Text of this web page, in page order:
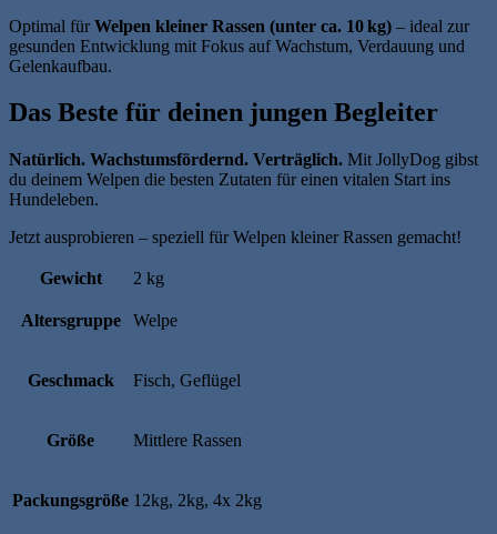
Optimal fürWelpen kleiner Rassen (unter ca. 10 kg) – ideal zur
gesunden Entwicklung mit Fokus auf Wachstum, Verdauung und
Gelenkaufbau.
Das Beste für deinen jungen Begleiter
Natürlich. Wachstumsfördernd. Verträglich. Mit JollyDog gibst
du deinem Welpen die besten Zutaten für einen vitalen Start ins
Hundeleben.
Jetzt ausprobieren – speziell für Welpen kleiner Rassen gemacht!
Gewicht 2 kg
Altersgruppe Welpe
Geschmack Fisch, Geflügel
Größe Mittlere Rassen
Packungsgröße 12kg, 2kg, 4x 2kg